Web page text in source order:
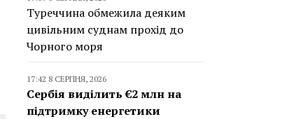
Туреччина обмежила деяким
цивільним суднам прохід до
Чорного моря
17:42 8 СЕРПНЯ, 2026
Сербія виділить €2 млн на
підтримку енергетики